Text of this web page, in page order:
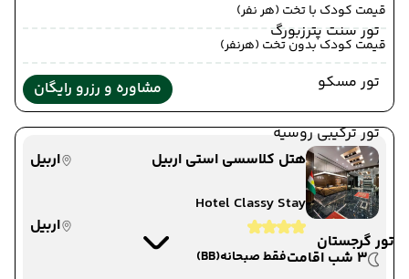
تور سنت پترزبورگ
تور مسکو
تور ترکیبی روسیه
تور گرجستان
قیمت کودک با تخت (هر نفر)
قیمت کودک بدون تخت (هرنفر)
مشاوره و رزرو رایگان
هتل کلاسسی استی اربیل
اربیل
Hotel Classy Stay
اربیل
3 شب اقامت
فقط صبحانه(BB)